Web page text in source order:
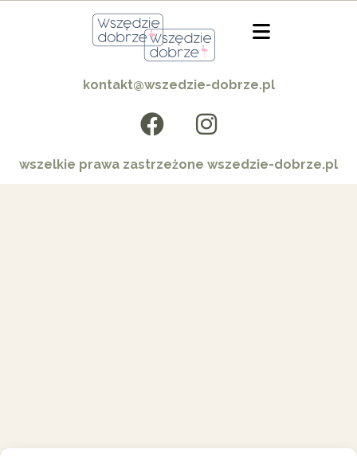
kontakt@wszedzie-dobrze.pl
wszelkie prawa zastrzeżone wszedzie-dobrze.pl